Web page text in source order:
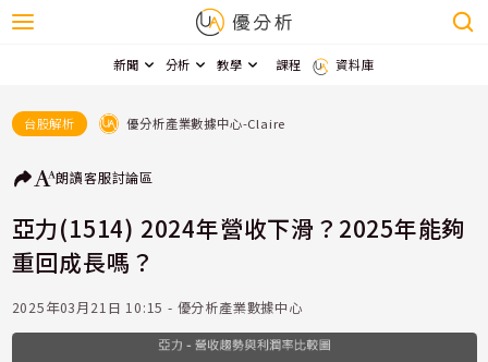
新聞 分析 教學 課程 資料庫
台股解析 優分析產業數據中心-Claire
朗讀客服討論區
亞力(1514) 2024年營收下滑？2025年能夠
重回成長嗎？
2025年03月21日 10:15 - 優分析產業數據中心